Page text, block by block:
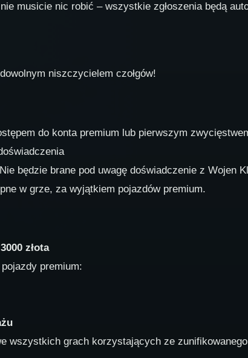
musicie nic robić – wszystkie zgłoszenia będą
niszczycielem czołgów!
do konta premium lub pierwszym
będzie brane pod uwagę doświadczenie z Wojen
w grze, za wyjątkiem pojazdów premium.
3000 złota
premium:
wszystkich grach korzystających ze